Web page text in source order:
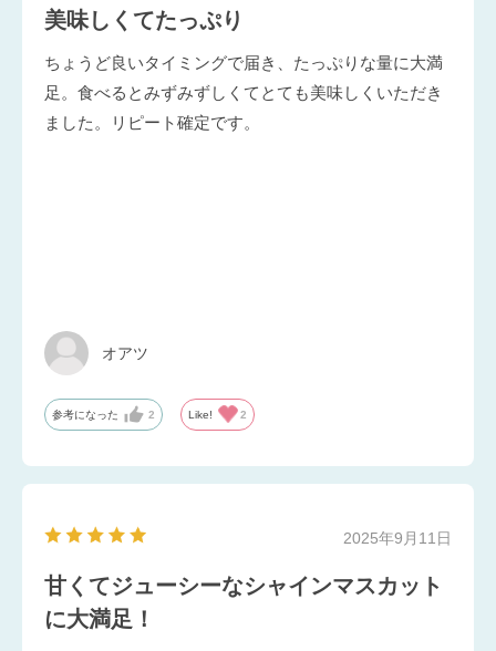
美味しくてたっぷり
ちょうど良いタイミングで届き、たっぷりな量に大満
足。食べるとみずみずしくてとても美味しくいただき
ました。リピート確定です。
オアツ
参考になった 2 Like! 2
2025年9月11日
甘くてジューシーなシャインマスカット
に大満足！